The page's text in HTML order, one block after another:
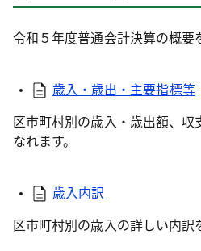
令和５年度普通会計決算の概要
歳入・歳出・主要指標等
区市町村別の歳入・歳出額、
なれます。
歳入内訳
区市町村別の歳入の詳しい内訳